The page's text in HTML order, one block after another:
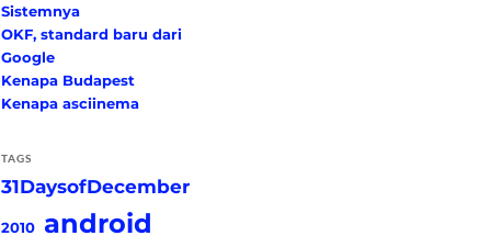
Sistemnya
OKF, standard baru dari
Google
Kenapa Budapest
Kenapa asciinema
TAGS
31DaysofDecember
2010 android